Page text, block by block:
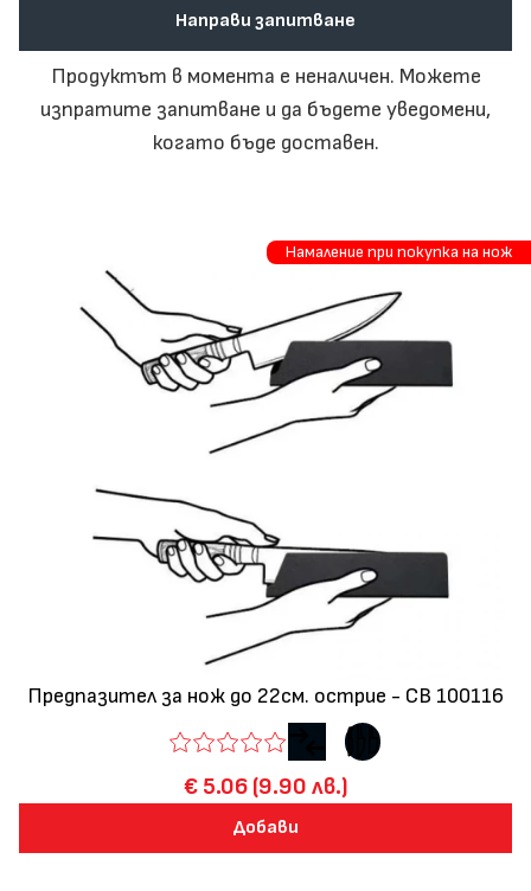
Направи запитване
Продуктът в момента е неналичен. Можете
изпратите запитване и да бъдете уведомени,
когато бъде доставен.
Предпазител за нож до 22см. острие - CB 100116
Намаление при покупка на нож
€ 5.06 (9.90 лв.)
Добави